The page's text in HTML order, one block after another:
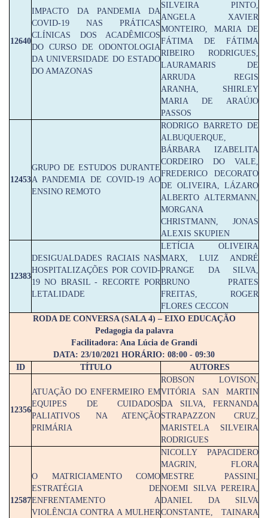
12640
IMPACTO DA PANDEMIA DA
COVID-19 NAS PRÁTICAS
CLÍNICAS DOS ACADÊMICOS
DO CURSO DE ODONTOLOGIA
DA UNIVERSIDADE DO ESTADO
DO AMAZONAS
SILVEIRA PINTO,
ANGELA XAVIER
MONTEIRO, MARIA DE
FÁTIMA DE FÁTIMA
RIBEIRO RODRIGUES,
LAURAMARIS DE
ARRUDA REGIS
ARANHA, SHIRLEY
MARIA DE ARAÚJO
PASSOS
12453
GRUPO DE ESTUDOS DURANTE
A PANDEMIA DE COVID-19 AO
ENSINO REMOTO
RODRIGO BARRETO DE
ALBUQUERQUE,
BÁRBARA IZABELITA
CORDEIRO DO VALE,
FREDERICO DECORATO
DE OLIVEIRA, LÁZARO
ALBERTO ALTERMANN,
MORGANA
CHRISTMANN, JONAS
ALEXIS SKUPIEN
12383
DESIGUALDADES RACIAIS NAS
HOSPITALIZAÇÕES POR COVID-
19 NO BRASIL - RECORTE POR
LETALIDADE
LETÍCIA OLIVEIRA
MARX, LUIZ ANDRÉ
PRANGE DA SILVA,
BRUNO PRATES
FREITAS, ROGER
FLORES CECCON
RODA DE CONVERSA (SALA 4) – EIXO EDUCAÇÃO
Pedagogia da palavra
Facilitadora: Ana Lúcia de Grandi
DATA: 23/10/2021 HORÁRIO: 08:00 - 09:30
ID
TÍTULO AUTORES
12356
ATUAÇÃO DO ENFERMEIRO EM
EQUIPES DE CUIDADOS
PALIATIVOS NA ATENÇÃO
PRIMÁRIA
ROBSON LOVISON,
VITÓRIA SAN MARTIN
DA SILVA, FERNANDA
STRAPAZZON CRUZ,
MARISTELA SILVEIRA
RODRIGUES
12587
O MATRICIAMENTO COMO
ESTRATÉGIA DE
ENFRENTAMENTO A
VIOLÊNCIA CONTRA A MULHER
NICOLLY PAPACIDERO
MAGRIN, FLORA
MESTRE PASSINI,
NOEMI SILVA PEREIRA,
DANIEL DA SILVA
CONSTANTE, TAINARA